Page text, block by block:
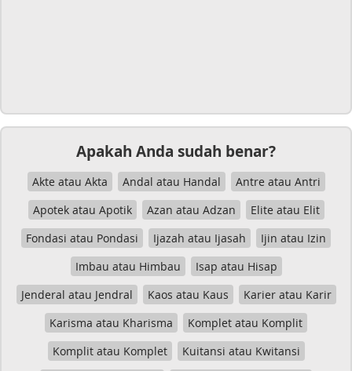
Apakah Anda sudah benar?
Akte atau Akta Andal atau Handal
Antre atau Antri
Apotek atau Apotik
Azan atau Adzan
Elite atau Elit
Fondasi atau Pondasi
Ijazah atau Ijasah
Ijin atau Izin
Imbau atau Himbau
Isap atau Hisap
Jenderal atau Jendral
Kaos atau Kaus
Karier atau Karir
Karisma atau Kharisma
Komplet atau Komplit
Komplit atau Komplet
Kuitansi atau Kwitansi